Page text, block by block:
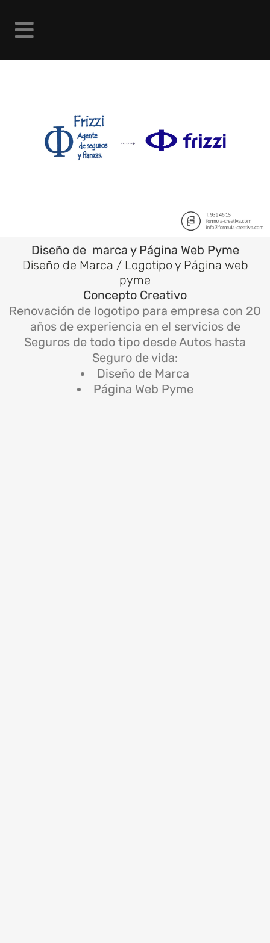
Diseño de marca y Página Web Pyme
Diseño de Marca / Logotipo y Página web
pyme
Concepto Creativo
Renovación de logotipo para empresa con 20
años de experiencia en el servicios de
Seguros de todo tipo desde Autos hasta
Seguro de vida:
Diseño de Marca
Página Web Pyme